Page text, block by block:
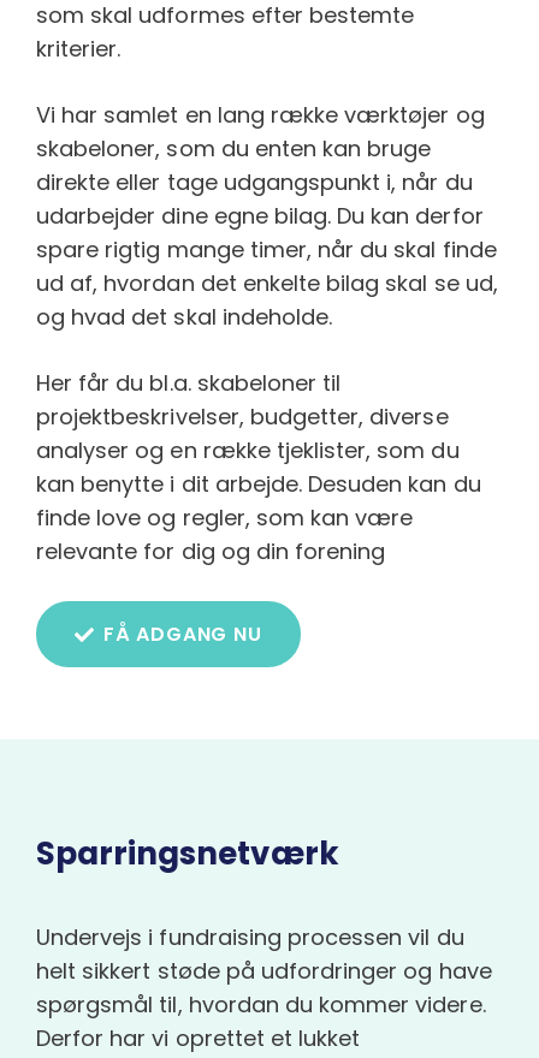
som skal udformes efter bestemte
kriterier.
Vi har samlet en lang række værktøjer og
skabeloner, som du enten kan bruge
direkte eller tage udgangspunkt i, når du
udarbejder dine egne bilag. Du kan derfor
spare rigtig mange timer, når du skal finde
ud af, hvordan det enkelte bilag skal se ud,
og hvad det skal indeholde.
Her får du bl.a. skabeloner til
projektbeskrivelser, budgetter, diverse
analyser og en række tjeklister, som du
kan benytte i dit arbejde. Desuden kan du
finde love og regler, som kan være
relevante for dig og din forening
FÅ ADGANG NU
Sparringsnetværk
Undervejs i fundraising processen vil du
helt sikkert støde på udfordringer og have
spørgsmål til, hvordan du kommer videre.
Derfor har vi oprettet et lukket